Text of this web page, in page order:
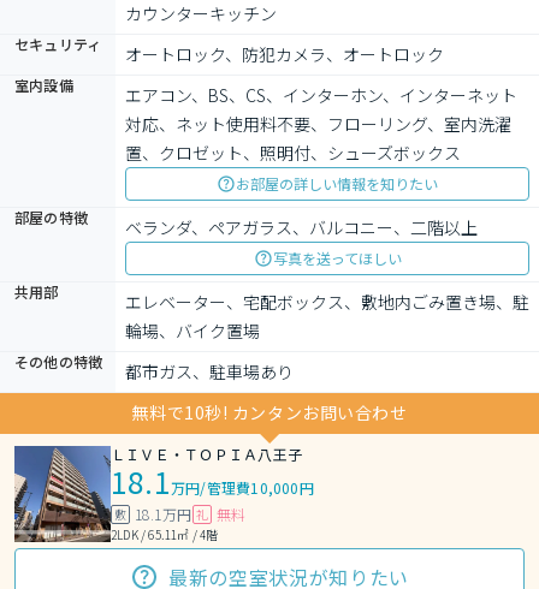
カウンターキッチン
セキュリティ オートロック、防犯カメラ、オートロック
室内設備
エアコン、BS、CS、インターホン、インターネット
対応、ネット使用料不要、フローリング、室内洗濯
置、クロゼット、照明付、シューズボックス
お部屋の詳しい情報を知りたい
部屋の特徴
ベランダ、ペアガラス、バルコニー、二階以上
写真を送ってほしい
共用部
エレベーター、宅配ボックス、敷地内ごみ置き場、駐
輪場、バイク置場
その他の特徴
都市ガス、駐車場あり
無料で10秒! カンタンお問い合わせ
ＬＩＶＥ・ＴＯＰＩＡ八王子
18.1万円/管理費10,000円
敷 18.1万円 礼 無料
2LDK / 65.11㎡ / 4階
最新の空室状況が知りたい